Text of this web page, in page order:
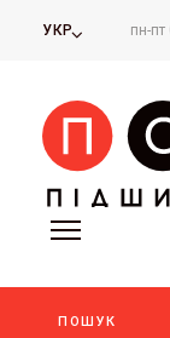
УКР пн-пт
ПОШУК